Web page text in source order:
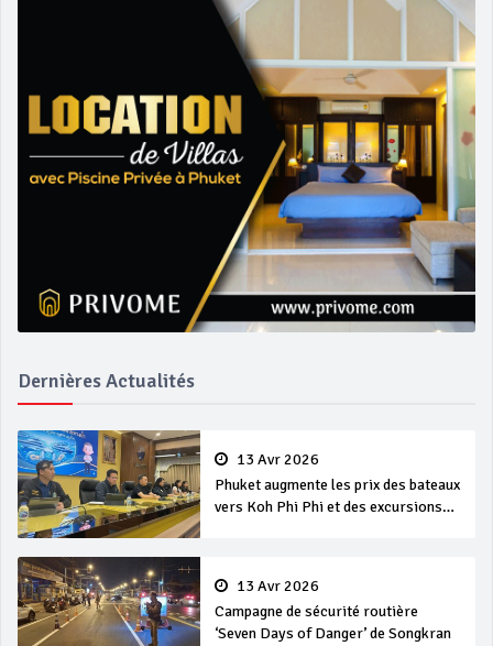
Dernières Actualités
13 Avr 2026
Phuket augmente les prix des bateaux
vers Koh Phi Phi et des excursions
13 Avr 2026
Campagne de sécurité routière
‘Seven Days of Danger’ de Songkran